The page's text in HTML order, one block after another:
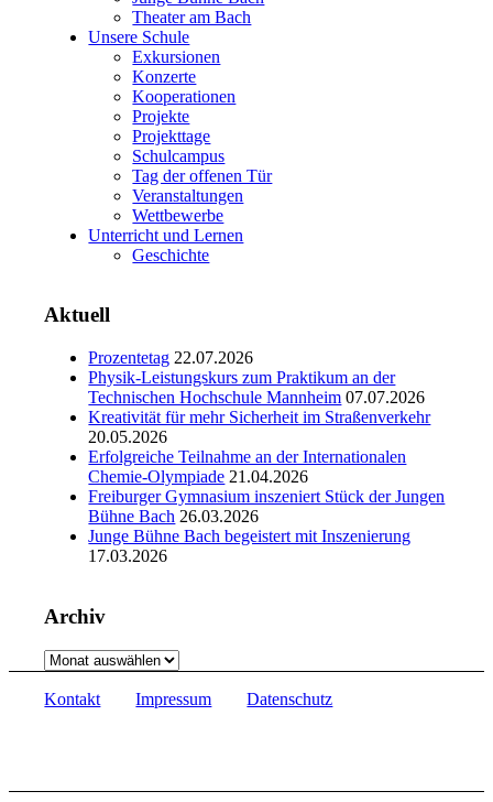
Theater am Bach
Unsere Schule
Exkursionen
Konzerte
Kooperationen
Projekte
Projekttage
Schulcampus
Tag der offenen Tür
Veranstaltungen
Wettbewerbe
Unterricht und Lernen
Geschichte
Aktuell
Prozentetag 22.07.2026
Physik-Leistungskurs zum Praktikum an der
Technischen Hochschule Mannheim 07.07.2026
Kreativität für mehr Sicherheit im Straßenverkehr
20.05.2026
Erfolgreiche Teilnahme an der Internationalen
Chemie-Olympiade 21.04.2026
Freiburger Gymnasium inszeniert Stück der Jungen
Bühne Bach 26.03.2026
Junge Bühne Bach begeistert mit Inszenierung
17.03.2026
Archiv
Archiv
Kontakt Impressum Datenschutz